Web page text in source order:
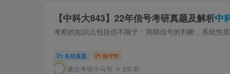
【中科大843】22年信号考研真题及解析中
考察的知识点包括但不限于：周期信号的判断，系统性
名校真题 徐守时
通信考研小马哥 2年前